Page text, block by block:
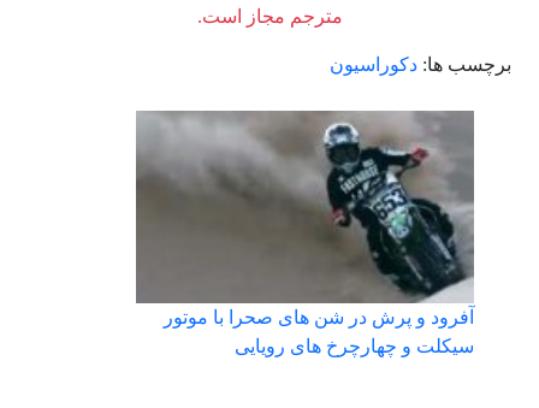
مترجم مجاز است.
برچسب ها: دکوراسیون
آفرود و پرش در شن های صحرا با موتور
سیکلت و چهارچرخ های رویایی